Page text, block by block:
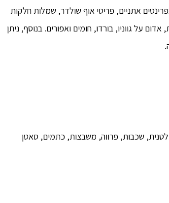
אתניים, פריטי אוף שולדר, שמלות חלקות
על גווניו, בורדו, חומים ואפורים. בנוסף, ניתן
שכבות, פרווה, משבצות, כתמים, סאטן